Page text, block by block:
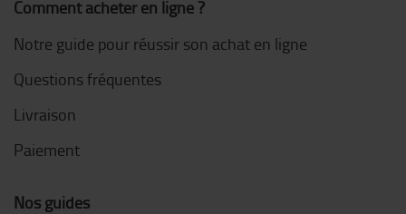
Comment acheter en ligne ?
Notre guide pour réussir son achat en ligne
Questions fréquentes
Livraison
Paiement
Nos guides